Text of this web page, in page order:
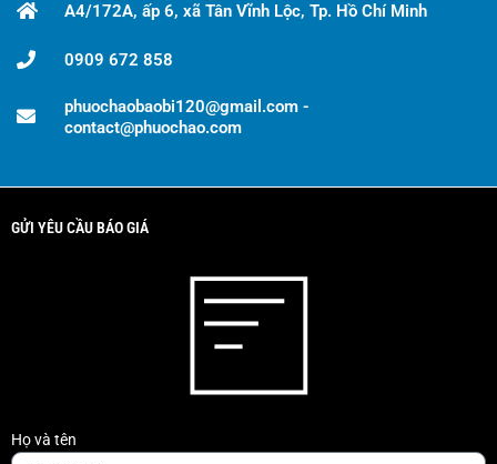
A4/172A, ấp 6, xã Tân Vĩnh Lộc, Tp. Hồ Chí Minh
0909 672 858
phuochaobaobi120@gmail.com -
contact@phuochao.com
GỬI YÊU CẦU BÁO GIÁ
Họ và tên